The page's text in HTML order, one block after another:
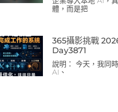
體，而是把
365攝影挑戰
Day3871
說明： 今天，我同
AI、